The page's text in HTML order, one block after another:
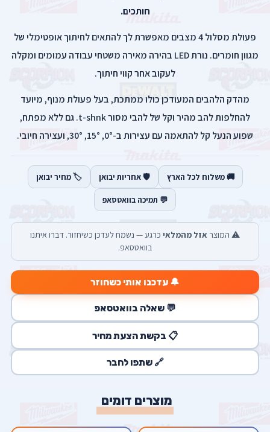
חותכים.
פעולת מסלול 4 מצבים מאפשרת לך להתאים לחיתוך אופטימלי של
מגוון חומרים. נורת LED בהירה מאירה משטחי עבודה עמומים ומקלה
לעקוב אחר קווי חיתוך.
מהדק הלהבים המעודכן כולו ממתכת, בעל פעולת מנוף, מיועד
להחלפות להב מהיר וקל של להבי מסור t-shnk. גם ללא מפתח,
שפוע הנעל קל להתאמה עם עצירות ב-0°, 15°, 30°, ועצירה חיובי.
🚚 משלוח לכל הארץ 🛡️ אחריות יבואן 🏷️ מחיר יבואן
💬 תמיכה בוואטסאפ
⚠️ המוצר אזל מהמלאי כרגע — נשמח לעדכן כשיחזור. דברו איתנו
בוואטסאפ.
🔔 עדכנו אותי כשחוזר
💬 שאלה בוואטסאפ
📋 בקשת הצעת מחיר
🔗 שתפו לחבר
מוצרים דומים